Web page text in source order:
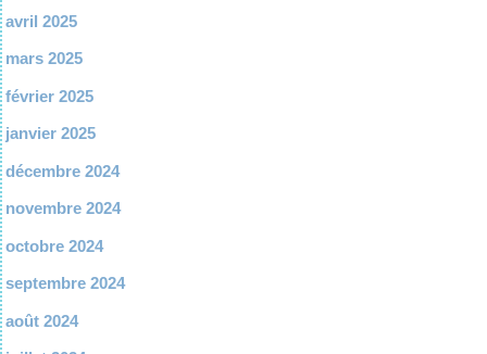
avril 2025
mars 2025
février 2025
janvier 2025
décembre 2024
novembre 2024
octobre 2024
septembre 2024
août 2024